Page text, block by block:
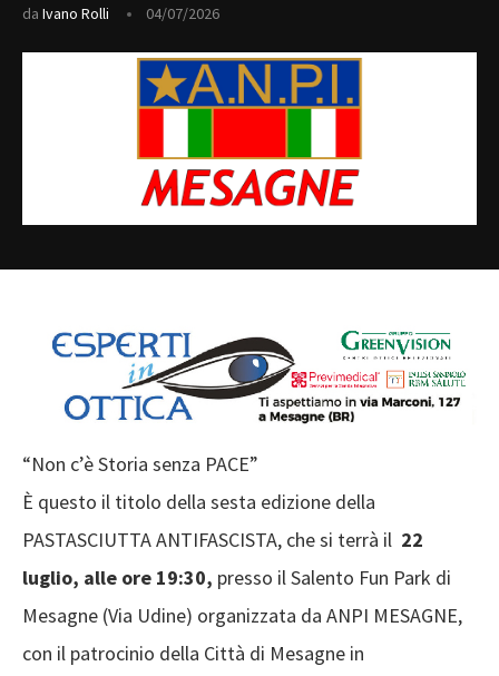
da Ivano Rolli 04/07/2026
“Non c’è Storia senza PACE”
È questo il titolo della sesta edizione della
PASTASCIUTTA ANTIFASCISTA, che si terrà il 22
luglio, alle ore 19:30, presso il Salento Fun Park di
Mesagne (Via Udine) organizzata da ANPI MESAGNE,
con il patrocinio della Città di Mesagne in